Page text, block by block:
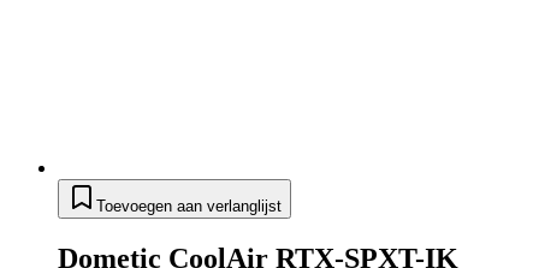
Toevoegen aan verlanglijst
Dometic CoolAir RTX-SPXT-IK